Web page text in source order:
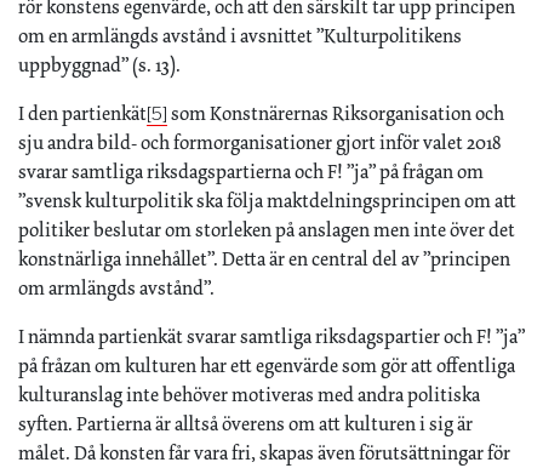
rör konstens egenvärde, och att den särskilt tar upp principen
om en armlängds avstånd i avsnittet ”Kulturpolitikens
uppbyggnad” (s. 13).
I den partienkät[5] som Konstnärernas Riksorganisation och
sju andra bild- och formorganisationer gjort inför valet 2018
svarar samtliga riksdagspartierna och F! ”ja” på frågan om
”svensk kulturpolitik ska följa maktdelningsprincipen om att
politiker beslutar om storleken på anslagen men inte över det
konstnärliga innehållet”. Detta är en central del av ”principen
om armlängds avstånd”.
I nämnda partienkät svarar samtliga riksdagspartier och F! ”ja”
på fråzan om kulturen har ett egenvärde som gör att offentliga
kulturanslag inte behöver motiveras med andra politiska
syften. Partierna är alltså överens om att kulturen i sig är
målet. Då konsten får vara fri, skapas även förutsättningar för